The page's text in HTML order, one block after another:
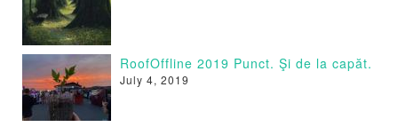
RoofOffline 2019 Punct. Şi de la capăt.
July 4, 2019